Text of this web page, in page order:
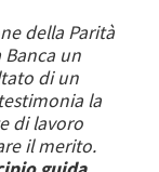
della Parità
un
di un
la
di lavoro
il merito.